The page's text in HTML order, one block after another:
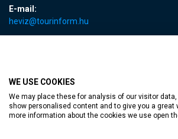
WE USE COOKIES
We may place these for analysis of our visitor
show personalised content and to give you a great
more information about the cookies we use open
E-mail:
heviz@tourinform.hu